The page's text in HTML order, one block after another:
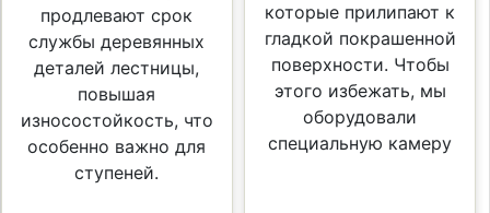
продлевают срок
службы деревянных
деталей лестницы,
повышая
износостойкость, что
особенно важно для
ступеней.
которые прилипают к
гладкой покрашенной
поверхности. Чтобы
этого избежать, мы
оборудовали
специальную камеру